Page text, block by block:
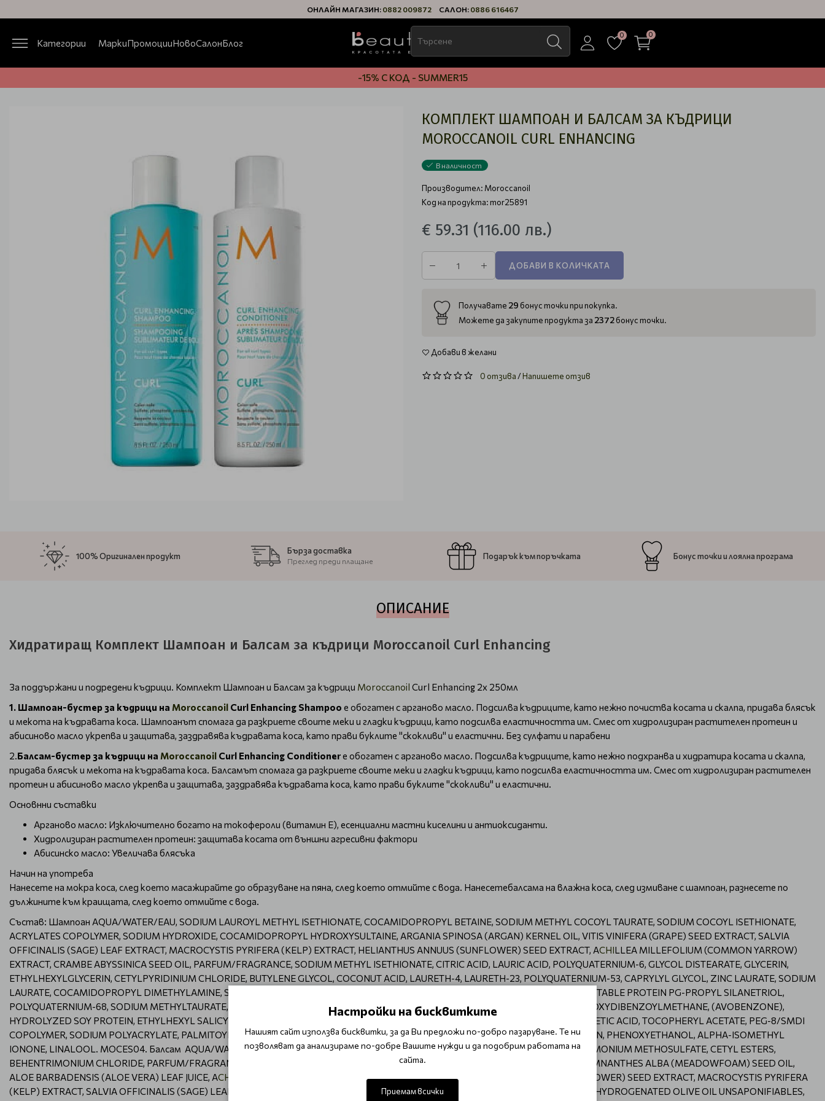
ОНЛАЙН МАГАЗИН: 0882 009872 САЛОН: 0886 616467
Категории МаркиПромоцииНовоСалонБлог
0 0
-15% С КОД - SUMMER15
КОМПЛЕКТ ШАМПОАН И БАЛСАМ ЗА КЪДРИЦИ
MOROCCANOIL CURL ENHANCING
В наличност
Производител: Moroccanoil
Код на продукта: mor25891
€ 59.31 (116.00 лв.)
ДОБАВИ В КОЛИЧКАТА
Получавате 29 бонус точки при покупка.
Можете да закупите продукта за 2372бонус точки.
Добави в желани
0 отзива/Напишете отзив
100% Оригинален продукт
Бърза доставка
Преглед преди плащане
Подарък към поръчката Бонус точки и лоялна програма
ОПИСАНИЕ
Хидратиращ Комплект Шампоан и Балсам за къдрици Moroccanoil Curl Enhancing
За поддържани и подредени къдрици. Комплект Шампоан и Балсам за къдрици Moroccanoil Curl Enhancing 2х 250мл
1. Шампоан-бустер за къдрици на Moroccanoil Curl Enhancing Shampoo е обогатен с арганово масло. Подсилва къдриците, като нежно почиства косата и скалпа, придава блясък
и мекота на къдравата коса. Шампоанът спомага да разкриете своите меки и гладки къдрици, като подсилва еластичността им. Смес от хидролизиран растителен протеин и
абисиново масло укрепва и защитава, заздравява къдравата коса, като прави буклите "скокливи" и еластични. Без сулфати и парабени
2.Балсам-бустер за къдрици на Moroccanoil Curl Enhancing Conditionerе обогатен с арганово масло. Подсилва къдриците, като нежно подхранва и хидратира косата и скалпа,
придава блясък и мекота на къдравата коса. Балсамът спомага да разкриете своите меки и гладки къдрици, като подсилва еластичността им. Смес от хидролизиран растителен
протеин и абисиново масло укрепва и защитава, заздравява къдравата коса, като прави буклите "скокливи" и еластични.
Основнни съставки
Арганово масло: Изключително богато на токофероли (витамин Е), есенциални мастни киселини и антиоксиданти.
Хидролизиран растителен протеин: защитава косата от външни агресивни фактори
Абисинско масло: Увеличава блясъка
Начин на употреба
Нанесете на мокра коса, след което масажирайте до образуване на пяна, след което отмийте с вода. Нанесетебалсама на влажна коса, след измиване с шампоан, разнесете по
дължините към краищата, след което отмийте с вода.
Състав: Шампоан AQUA/WATER/EAU, SODIUM LAUROYL METHYL ISETHIONATE, COCAMIDOPROPYL BETAINE, SODIUM METHYL COCOYL TAURATE, SODIUM COCOYL ISETHIONATE,
ACRYLATES COPOLYMER, SODIUM HYDROXIDE, COCAMIDOPROPYL HYDROXYSULTAINE, ARGANIA SPINOSA (ARGAN) KERNEL OIL, VITIS VINIFERA (GRAPE) SEED EXTRACT, SALVIA
OFFICINALIS (SAGE) LEAF EXTRACT, MACROCYSTIS PYRIFERA (KELP) EXTRACT, HELIANTHUS ANNUUS (SUNFLOWER) SEED EXTRACT, ACHILLEA MILLEFOLIUM (COMMON YARROW)
EXTRACT, CRAMBE ABYSSINICA SEED OIL, PARFUM/FRAGRANCE, SODIUM METHYL ISETHIONATE, CITRIC ACID, LAURIC ACID, POLYQUATERNIUM-6, GLYCOL DISTEARATE, GLYCERIN,
ETHYLHEXYLGLYCERIN, CETYLPYRIDINIUM CHLORIDE, BUTYLENE GLYCOL, COCONUT ACID, LAURETH-4, LAURETH-23, POLYQUATERNIUM-53, CAPRYLYL GLYCOL, ZINC LAURATE, SODIUM
LAURATE, COCAMIDOPROPYL DIMETHYLAMINE, SODIUM ISETHIONATE, POLYQUATERNIUM-55, BHT, PANTHENOL, HYDROLYZED VEGETABLE PROTEIN PG-PROPYL SILANETRIOL,
POLYQUATERNIUM-68, SODIUM METHYLTAURATE, DISODIUM EDTA, ETHYLHEXYL METHOXYCINNAMATE (OCTINOXATE), BUTYL METHOXYDIBENZOYLMETHANE, (AVOBENZONE),
HYDROLYZED SOY PROTEIN, ETHYLHEXYL SALICYLATE (OCTISALATE), PEG-8, SODIUM CARBONATE, TETRASODIUM EDTA, CHLOROACETIC ACID, TOCOPHERYL ACETATE, PEG-8/SMDI
COPOLYMER, SODIUM POLYACRYLATE, PALMITOYL MYRISTYL SERINATE, BIOTIN, POTASSIUM SORBATE, FORMIC ACID, CHLORPHENESIN, PHENOXYETHANOL, ALPHA-ISOMETHYL
IONONE, LINALOOL. MOCES04. Балсам AQUA/WATER/EAU, CETEARYL ALCOHOL, HYDROGENATED ETHYLHEXYL OLIVATE, BEHENTRIMONIUM METHOSULFATE, CETYL ESTERS,
BEHENTRIMONIUM CHLORIDE, PARFUM/FRAGRANCE, ARGANIA SPINOSA (ARGAN) KERNEL OIL, COCOS NUCIFERA (COCONUT) OIL, LIMNANTHES ALBA (MEADOWFOAM) SEED OIL,
ALOE BARBADENSIS (ALOE VERA) LEAF JUICE, ACHI
LLEA MILLEFOLIUM (COMMON YARROW) EXTRACT, HELIANTHUS ANNUUS (SUNFLOWER) SEED EXTRACT, MACROCYSTIS PYRIFERA
(KELP) EXTRACT, SALVIA OFFICINALIS (SAGE) LEAF EXTRACT, VITIS VINIFERA (GRAPE) SEED EXTRACT, CRAMBE ABYSSINICA SEED OIL, HYDROGENATED OLIVE OIL UNSAPONIFIABLES,
Настройки на бисквитките
Нашият сайт използва бисквитки, за да Ви предложи по-добро пазаруване. Те ни
позволяват да анализираме по-добре Вашите нужди и да подобрим работата на
сайта.
Приемам всички